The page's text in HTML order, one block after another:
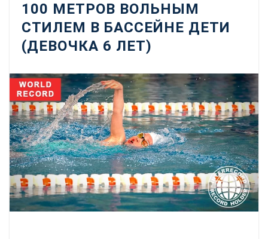
100 МЕТРОВ ВОЛЬНЫМ
СТИЛЕМ В БАССЕЙНЕ ДЕТИ
(ДЕВОЧКА 6 ЛЕТ)